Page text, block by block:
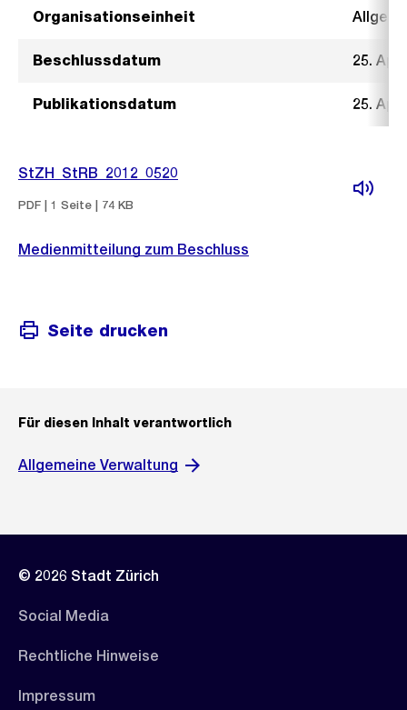
Organisationseinheit
Beschlussdatum 25.
Publikationsdatum 25.
StZH_StRB_2012_0520
PDF | 1 Seite | 74 KB
Medienmitteilung zum Beschluss
Seite drucken
Für diesen Inhalt verantwortlich
Allgemeine Verwaltung
© 2026 Stadt Zürich
Social Media
Rechtliche Hinweise
Impressum